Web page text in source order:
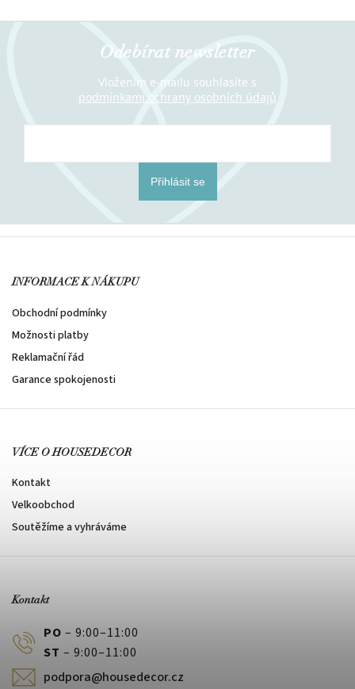
Odebírat newsletter
Vložením e-mailu souhlasíte s
podmínkami ochrany osobních údajů
Přihlásit se
INFORMACE K NÁKUPU
Obchodní podmínky
Možnosti platby
Reklamační řád
Garance spokojenosti
VÍCE O HOUSEDECOR
Kontakt
Velkoobchod
Soutěžíme a vyhráváme
Kontakt
PO – 9:00–11:00
ST – 9:00–11:00
podpora@housedecor.cz